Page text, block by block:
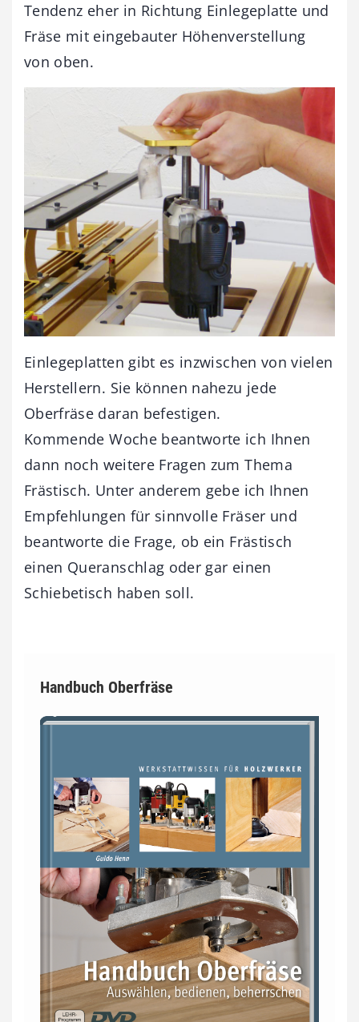
Tendenz eher in Richtung Einlegeplatte und
Fräse mit eingebauter Höhenverstellung
von oben.
Einlegeplatten gibt es inzwischen von vielen
Herstellern. Sie können nahezu jede
Oberfräse daran befestigen.
Kommende Woche beantworte ich Ihnen
dann noch weitere Fragen zum Thema
Frästisch. Unter anderem gebe ich Ihnen
Empfehlungen für sinnvolle Fräser und
beantworte die Frage, ob ein Frästisch
einen Queranschlag oder gar einen
Schiebetisch haben soll.
Handbuch Oberfräse